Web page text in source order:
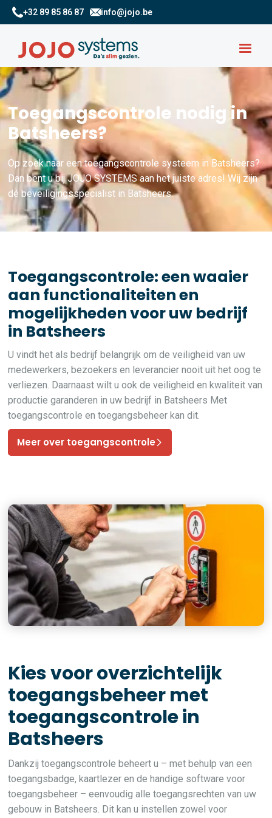
+32 89 85 86 87 info@jojo.be
Toegangscontrole nodig in
Batsheers?
Op zoek naar een toegangscontrole systeem in Batsheers?
Dan bent u bij JOJO SYSTEMS aan het juiste adres! Wij zijn
dé beveiligingsspecialist in Batsheers.
Toegangscontrole: een waaier
aan functionaliteiten en
mogelijkheden voor uw bedrijf
in Batsheers
U vindt het als bedrijf belangrijk om de veiligheid van uw
medewerkers, bezoekers en leverancier nooit uit het oog te
verliezen. Daarnaast wilt u ook de veiligheid en kwaliteit van
productie garanderen in uw bedrijf in Batsheers Met
toegangscontrole en toegangsbeheer kan dit.
Meer over toegangscontrole
Kies voor overzichtelijk
toegangsbeheer met
toegangscontrole in
Batsheers
Dankzij toegangscontrole beheert u – met behulp van een
toegangsbadge, kaartlezer en de handige software voor
toegangsbeheer – eenvoudig alle toegangsrechten van uw
gebouw in Batsheers. Dit kan u instellen zowel voor